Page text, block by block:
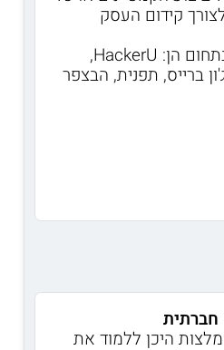
קידום העסק
מכללות אפשריות בתחום הן: HackerU,
ברייס, תפנית, הבצפר
חברתית
היכן ללמוד את